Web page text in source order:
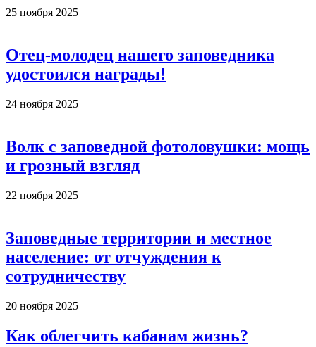
25 ноября 2025
Отец-молодец нашего заповедника
удостоился награды!
24 ноября 2025
Волк с заповедной фотоловушки: мощь
и грозный взгляд
22 ноября 2025
Заповедные территории и местное
население: от отчуждения к
сотрудничеству
20 ноября 2025
Как облегчить кабанам жизнь?